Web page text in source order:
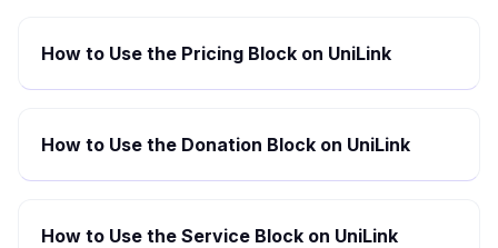
How to Use the Pricing Block on UniLink
How to Use the Donation Block on UniLink
How to Use the Service Block on UniLink